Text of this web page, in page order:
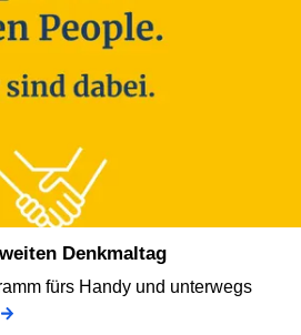
Denkmaltag
fürs Handy und unterwegs